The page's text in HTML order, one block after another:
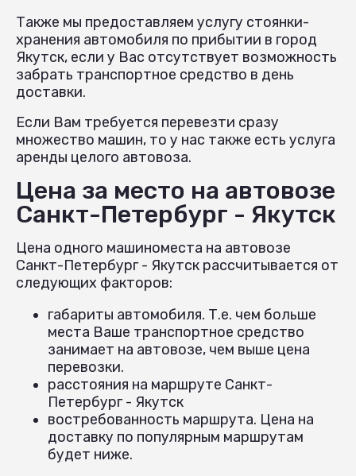
Также мы предоставляем услугу стоянки-
хранения автомобиля по прибытии в город
Якутск, если у Вас отсутствует возможность
забрать транспортное средство в день
доставки.
Если Вам требуется перевезти сразу
множество машин, то у нас также есть услуга
аренды целого автовоза.
Цена за место на автовозе
Санкт-Петербург - Якутск
Цена одного машиноместа на автовозе
Санкт-Петербург - Якутск рассчитывается от
следующих факторов:
габариты автомобиля. Т.е. чем больше
места Ваше транспортное средство
занимает на автовозе, чем выше цена
перевозки.
расстояния на маршруте Санкт-
Петербург - Якутск
востребованность маршрута. Цена на
доставку по популярным маршрутам
будет ниже.